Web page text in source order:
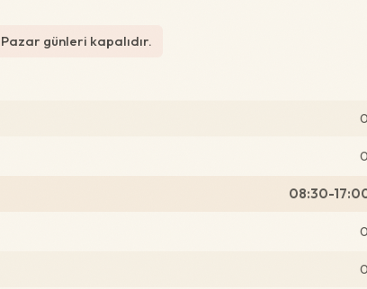
günleri kapalıdır.
08:30-